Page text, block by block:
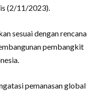
(2/11/2023).
sesuai dengan rencana
pembangkit
pemanasan global